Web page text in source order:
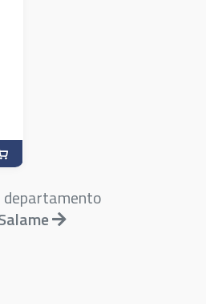
departamento